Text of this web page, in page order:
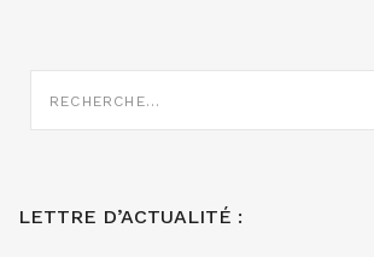
SUR
LETTRE D’ACTUALITÉ :